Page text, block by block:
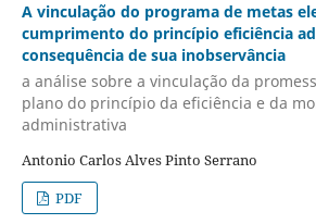
A vinculação do programa de metas
cumprimento do princípio eficiência
consequência de sua inobservância
a análise sobre a vinculação da
plano do princípio da eficiência e da
administrativa
Antonio Carlos Alves Pinto Serrano
PDF